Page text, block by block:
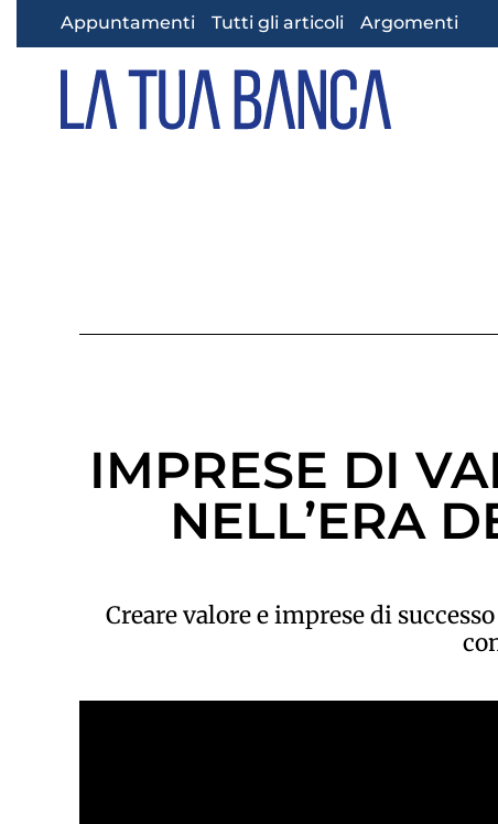
Skip to main content
Appuntamenti Tutti gli articoli Argomenti
IMPRESE DI
NELL’ERA
Creare valore e imprese di